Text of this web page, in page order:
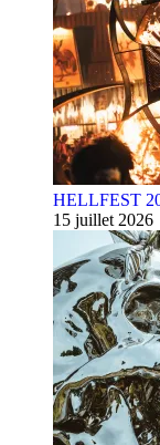
HELLFEST
15 juillet 2026